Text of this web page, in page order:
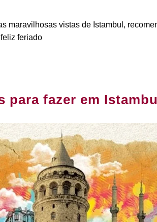
maravilhosas vistas de Istambul,
feriado
para fazer em